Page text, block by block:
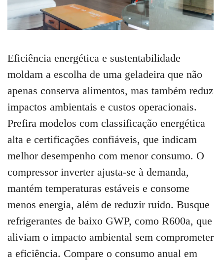
Eficiência energética e sustentabilidade
moldam a escolha de uma geladeira que não
apenas conserva alimentos, mas também reduz
impactos ambientais e custos operacionais.
Prefira modelos com classificação energética
alta e certificações confiáveis, que indicam
melhor desempenho com menor consumo. O
compressor inverter ajusta-se à demanda,
mantém temperaturas estáveis e consome
menos energia, além de reduzir ruído. Busque
refrigerantes de baixo GWP, como R600a, que
aliviam o impacto ambiental sem comprometer
a eficiência. Compare o consumo anual em